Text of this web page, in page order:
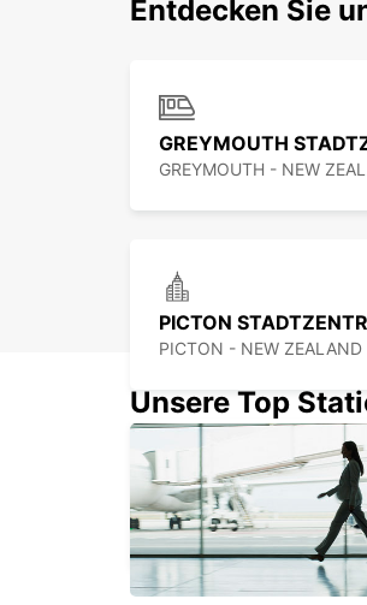
Entdecken Sie
GREYMOUTH
GREYMOUTH - NEW
PICTON
PICTON - NEW ZEALAND
DUNEDIN
DUNEDIN - NEW
Unsere Top